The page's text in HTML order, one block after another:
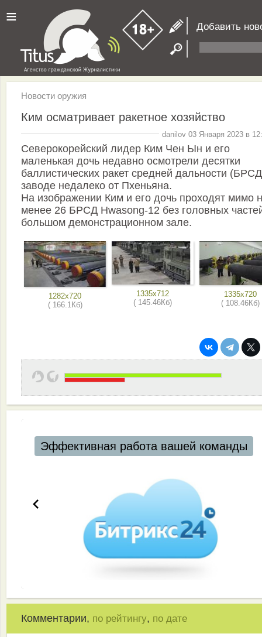
≡ Добавить
Новости оружия
Ким осматривает ракетное хозяйство
danilov 03 Января 2023 в
Северокорейский лидер Ким Чен Ын и его
маленькая дочь недавно осмотрели десятки
баллистических ракет средней дальности
заводе недалеко от Пхеньяна.
На изображении Ким и его дочь проходят мимо
менее 26 БРСД Hwasong-12 без головных
большом демонстрационном зале.
1282x720
( 166.1Кб)
1335x712
( 145.46Кб)
1335x720
( 108.46Кб)
Автоматизация ресторанов и кафе
Комментарии, по рейтингу, по дате